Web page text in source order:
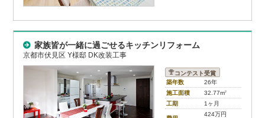
家族皆が一緒に過ごせるキッチンリフォーム
京都市伏見区 Y様邸 DK改装工事
コンテスト受賞
築年数
26年
施工面積
32.77m2
工期 1ヶ月
424万円